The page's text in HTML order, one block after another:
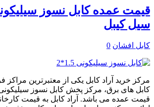
سیل کیبل
کابل افشان 0
مرکز خرید آراد کابل یکی از معتبرترین مراکز
قیمت عمده می باشد. آراد کابل به قیمت